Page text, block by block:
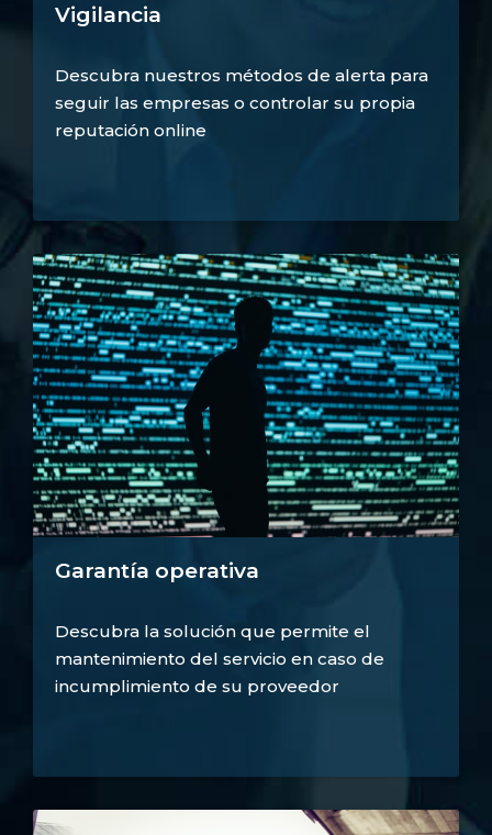
Vigilancia
Descubra nuestros métodos de alerta para
seguir las empresas o controlar su propia
reputación online
Garantía operativa
Descubra la solución que permite el
mantenimiento del servicio en caso de
incumplimiento de su proveedor